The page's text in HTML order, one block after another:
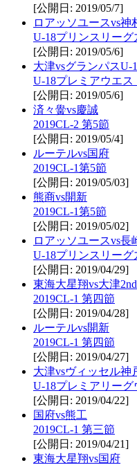
[公開日: 2019/05/7]
ロアッソユースvs神
U-18プリンスリーグ
[公開日: 2019/05/6]
大津vsグランパスU-
U-18プレミアウエス
[公開日: 2019/05/6]
済々黌vs慶誠
2019CL-2 第5節
[公開日: 2019/05/4]
ルーテルvs国府
2019CL-1第5節
[公開日: 2019/05/03]
熊商vs開新
2019CL-1第5節
[公開日: 2019/05/02]
ロアッソユースvs長
U-18プリンスリーグ
[公開日: 2019/04/29]
東海大星翔vs大津2nd
2019CL-1 第四節
[公開日: 2019/04/28]
ルーテルvs開新
2019CL-1 第四節
[公開日: 2019/04/27]
大津vsヴィッセル神
U-18プレミアリー
[公開日: 2019/04/22]
国府vs熊工
2019CL-1 第三節
[公開日: 2019/04/21]
東海大星翔vs国府